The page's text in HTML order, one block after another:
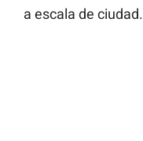
a escala de ciudad.